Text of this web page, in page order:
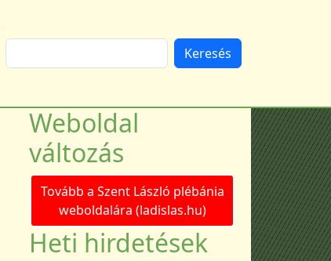
Weboldal
változás
Tovább a Szent László plébánia
weboldalára (ladislas.hu)
Heti hirdetések